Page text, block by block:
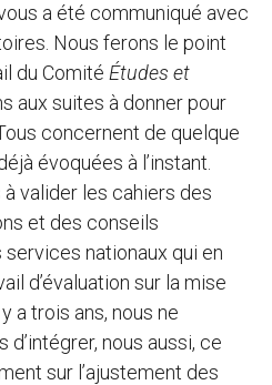
a été communiqué avec
Nous ferons le point
du Comité Études et
aux suites à donner pour
concernent de quelque
évoquées à l’instant.
à valider les cahiers des
et des conseils
nationaux qui en
d’évaluation sur la mise
a trois ans, nous ne
nous aussi, ce
sur l’ajustement des